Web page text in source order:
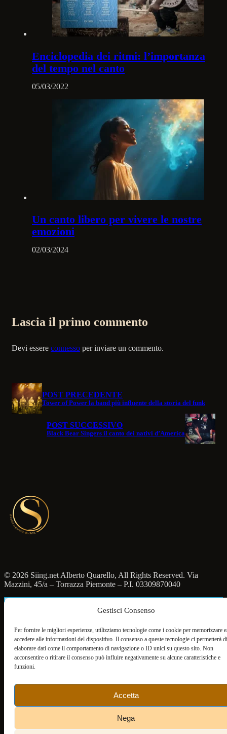
Gestisci Consenso
Per fornire le migliori esperienze, utilizziamo tecnologie come i cookie per memorizzare
accedere alle informazioni del dispositivo. Il consenso a queste tecnologie ci permetterà di
elaborare dati come il comportamento di navigazione o ID unici su questo sito. Non
acconsentire o ritirare il consenso può influire negativamente su alcune caratteristiche e
funzioni.
Accetta
Nega
Enciclopedia dei ritmi: l’importanza
del tempo nel canto
05/03/2022
Un canto libero per vivere le nostre
emozioni
02/03/2024
Lascia il primo commento
Devi essere connesso per inviare un commento.
POST PRECEDENTE
Tower of Power la band più influente della storia del funk
POST SUCCESSIVO
Black Bear Singers il canto dei nativi d’America
© 2026 Siing.net Alberto Quarello, All Rights Reserved. Via
Mazzini, 45/a – Torrazza Piemonte – P.I. 03309870040
Italiano